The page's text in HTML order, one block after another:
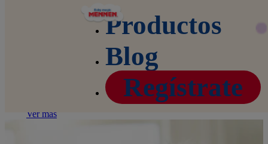
Productos
Blog
Regístrate
Cuidado
hipoalergénico
para tu bebé
Ver más